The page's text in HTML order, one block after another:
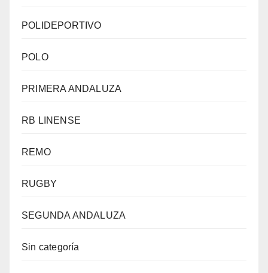
POLIDEPORTIVO
POLO
PRIMERA ANDALUZA
RB LINENSE
REMO
RUGBY
SEGUNDA ANDALUZA
Sin categoría